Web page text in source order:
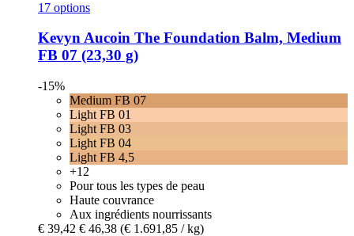
17 options
Kevyn Aucoin The Foundation Balm, Medium
FB 07 (23,30 g)
-15%
Medium FB 07
Light FB 01
Light FB 03
Light FB 04
Light FB 4,5
+12
Pour tous les types de peau
Haute couvrance
Aux ingrédients nourrissants
€ 39,42 € 46,38 (€ 1.691,85 / kg)